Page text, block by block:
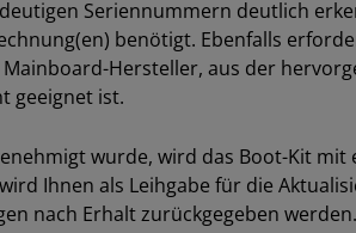
Seriennummern deutlich
benötigt. Ebenfalls
Hersteller, aus der
geeignet ist.
wurde, wird das Boot-Kit
Ihnen als Leihgabe für die
nach Erhalt zurückgegeben werden.